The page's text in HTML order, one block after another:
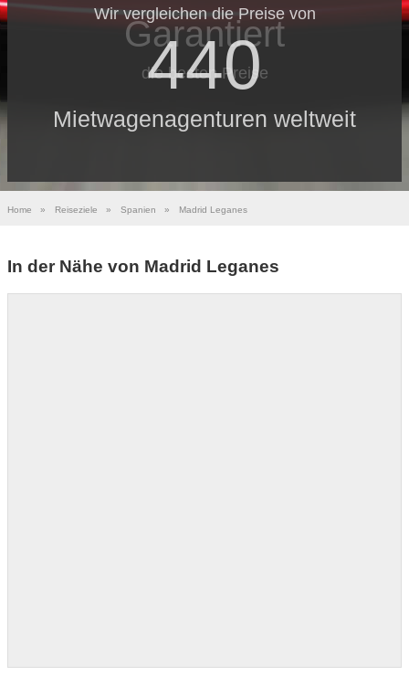
Wir vergleichen die Preise von
440
Mietwagenagenturen weltweit
Garantiert
die besten Preise
Home » Reiseziele » Spanien » Madrid Leganes
In der Nähe von Madrid Leganes